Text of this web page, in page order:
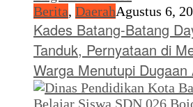
Berita, DaerahAgustus 6,
Kades Batang-Batang
Tanduk, Pernyataan di
Warga Menutupi Dugaan